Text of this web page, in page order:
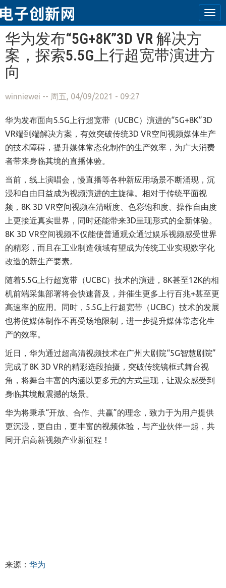
跳转到主要内容
华为发布“5G+8K”3D VR 解决方
案，探索5.5G上行超宽带演进方
向
winniewei -- 周五, 04/09/2021 - 09:27
华为发布面向5.5G上行超宽带（UCBC）演进的“5G+8K”3D
VR端到端解决方案，有效突破传统3D VR空间视频媒体生产
的技术障碍，提升媒体常态化制作的生产效率，为广大消费
者带来身临其境的直播体验。
当前，线上演唱会，慢直播等各种新应用场景不断涌现，沉
浸和自由日益成为视频演进的主旋律。相对于传统平面视
频，8K 3D VR空间视频在清晰度、色彩饱和度、操作自由度
上更接近真实世界，同时还能带来3D呈现形式的全新体验。
8K 3D VR空间视频不仅能使普通观众通过娱乐视频感受世界
的精彩，而且在工业制造领域有望成为传统工业实现数字化
改造的新生产要素。
随着5.5G上行超宽带（UCBC）技术的演进，8K甚至12K的相
机前端采集部署将会快速普及，并催生更多上行百兆+甚至更
高速率的应用。同时，5.5G上行超宽带（UCBC）技术的发展
也将使媒体制作不再受场地限制，进一步提升媒体常态化生
产的效率。
近日，华为通过超高清视频技术在广州大剧院“5G智慧剧院”
完成了8K 3D VR的精彩选段拍摄，突破传统镜框式舞台视
角，将舞台丰富的内涵以更多元的方式呈现，让观众感受到
身临其境般震撼的场景。
华为将秉承“开放、合作、共赢”的理念，致力于为用户提供
更沉浸，更自由，更丰富的视频体验，与产业伙伴一起，共
同开启高新视频产业新征程！
来源： 华为